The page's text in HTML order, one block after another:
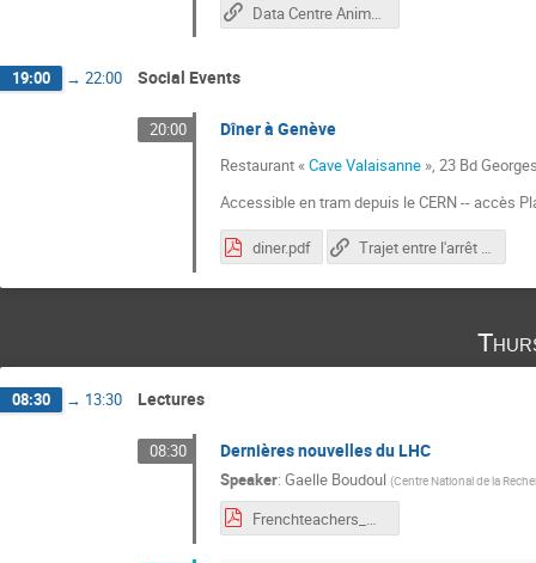
Data Centre Animations
19:00 → 22:00 Social Events
20:00 Dîner à Genève
Restaurant «Cave Valaisanne », 23 Bd
Accessible en tram depuis le CERN -- accès
diner.pdf Trajet entre l'arrêt du tram et le restaurant.
08:30 → 13:30 Lectures
08:30 Dernières nouvelles du LHC
Speaker: Gaelle Boudoul (Centre National de la
Frenchteachers_GB_2024.pdf